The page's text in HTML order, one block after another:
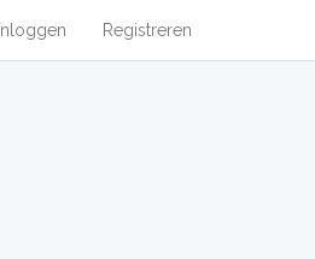
Inloggen Registreren